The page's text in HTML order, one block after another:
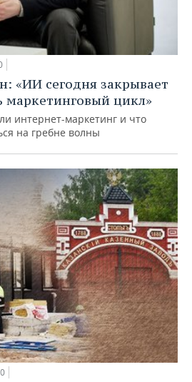
«ИИ сегодня закрывает
маркетинговый цикл»
интернет-маркетинг и что
на гребне волны